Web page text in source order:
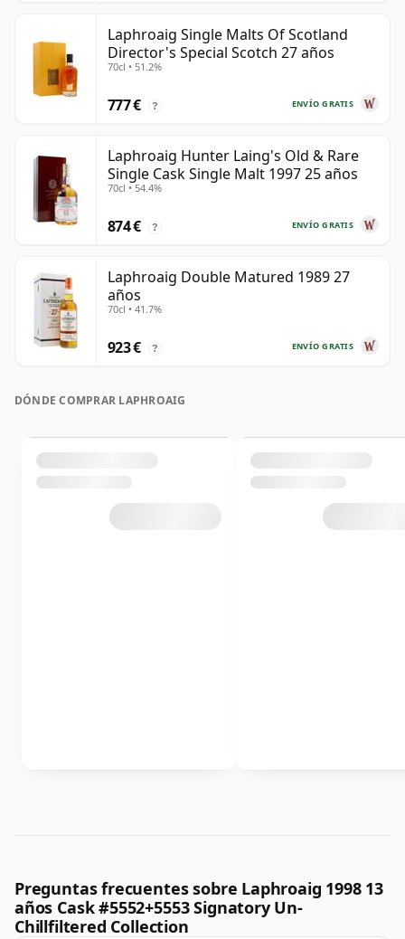
Laphroaig Single Malts Of Scotland
Director's Special Scotch 27 años
70cl • 51.2%
ENVÍO GRATIS
777 € ?
Laphroaig Hunter Laing's Old & Rare
Single Cask Single Malt 1997 25 años
70cl • 54.4%
ENVÍO GRATIS
874 € ?
Laphroaig Double Matured 1989 27
años
70cl • 41.7%
ENVÍO GRATIS
923 € ?
DÓNDE COMPRAR LAPHROAIG
Preguntas frecuentes sobre Laphroaig 1998 13
años Cask #5552+5553 Signatory Un-
Chillfiltered Collection